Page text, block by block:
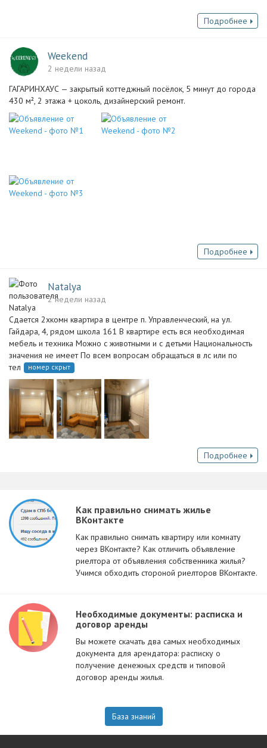
Подробнее
Weekend
2 недели назад
ГАГАРИНХАУС — закрытый коттеджный посёлок, 5 минут до города
430 м², 2 этажа + цоколь, дизайнерский ремонт.
Подробнее
Natalya
2 недели назад
Сдается 2хкомн квартира в центре п. Управленческий, на ул.
Гайдара, 4, рядом школа 161 В квартире есть вся необходимая
мебель и техника Можно с животными и с детьми Национальность
значения не имеет По всем вопросам обращаться в лс или по
тел
номер скрыт
Подробнее
Как правильно снимать жилье
ВКонтакте
Как правильно снимать квартиру или комнату
через ВКонтакте? Как отличить объявление
риелтора от объявления собственника жилья?
Учимся обходить стороной риелторов ВКонтакте.
Необходимые документы: расписка и
договор аренды
Вы можете скачать два самых необходимых
документа для арендатора: расписку о
получение денежных средств и типовой
договор аренды жилья.
База знаний